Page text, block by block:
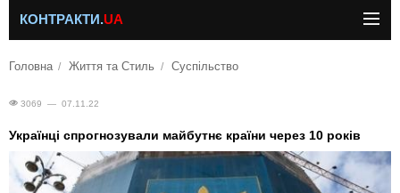
КОНТРАКТИ.UA
Головна Життя та Стиль Суспільство
3069 — 07.11.22
Українці спрогнозували майбутнє країни через 10 років